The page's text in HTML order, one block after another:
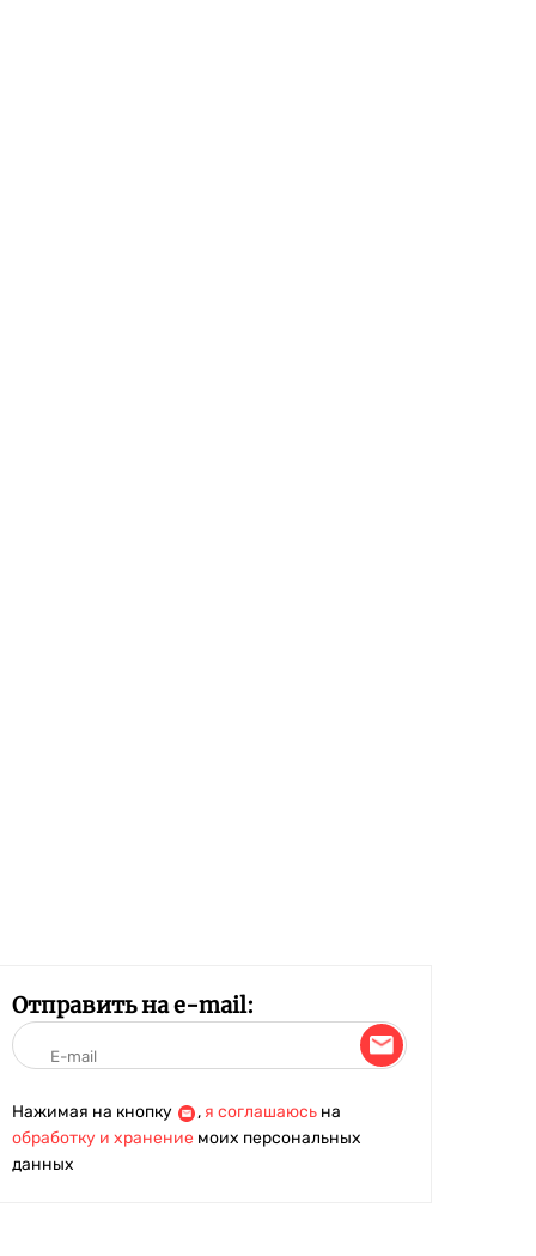
Отправить на e-mail:
Нажимая на кнопку , я соглашаюсь на
обработку и хранение моих персональных
данных